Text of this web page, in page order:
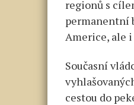
regionů s
permanentní
Americe, ale
Současní
cestou do